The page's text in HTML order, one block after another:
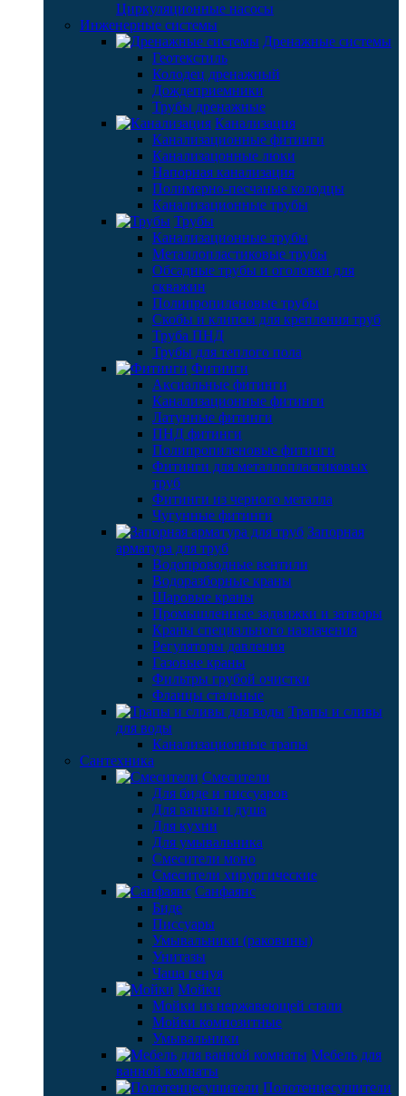
Циркуляционные насосы
Инженерные системы
Дренажные системы
Геотекстиль
Колодец дренажный
Дождеприемники
Трубы дренажные
Канализация
Канализационные фитинги
Канализацонные люки
Напорная канализация
Полимерно-песчаные колодцы
Канализационные трубы
Трубы
Канализационные трубы
Металлопластиковые трубы
Обсадные трубы и оголовки для
скважин
Полипропиленовые трубы
Скобы и клипсы для крепления труб
Труба ПНД
Трубы для теплого пола
Фитинги
Аксиальные фитинги
Канализационные фитинги
Латунные фитинги
ПНД фитинги
Полипропиленовые фитинги
Фитинги для металлопластиковых
труб
Фитинги из черного металла
Чугунные фитинги
Запорная
арматура для труб
Водопроводные вентили
Водоразборные краны
Шаровые краны
Промышленные задвижки и затворы
Краны специального назначения
Регуляторы давления
Газовые краны
Фильтры грубой очистки
Фланцы стальные
Трапы и сливы
для воды
Канализационные трапы
Сантехника
Смесители
Для биде и писсуаров
Для ванны и душа
Для кухни
Для умывальника
Смесители моно
Смесители хирургические
Санфаянс
Биде
Писсуары
Умывальники (раковины)
Унитазы
Чаша генуя
Мойки
Мойки из нержавеющей стали
Мойки композитные
Умывальники
Мебель для
ванной комнаты
Полотенцесушители